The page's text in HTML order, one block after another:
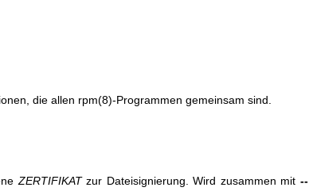
die allen rpm(8)-Programmen gemeinsam sind.
ZERTIFIKATzur Dateisignierung. Wird zusammen mit--